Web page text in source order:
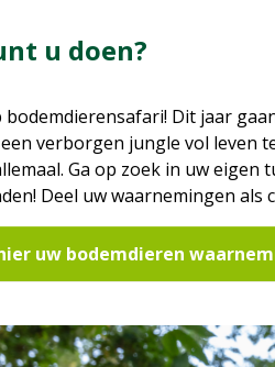
u doen?
bodemdierensafari! Dit jaar
verborgen jungle vol leven
Ga op zoek in uw
Deel uw waarnemingen
uw bodemdieren